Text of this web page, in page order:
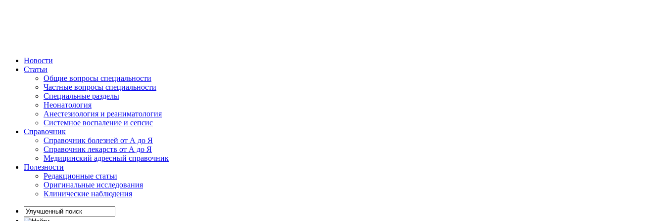
Новости
Статьи
Общие вопросы специальности
Частные вопросы специальности
Специальные разделы
Неонатология
Анестезиология и реаниматология
Системное воспаление и сепсис
Справочник
Справочник болезней от А до Я
Справочник лекарств от А до Я
Медицинский адресный справочник
Полезности
Редакционные статьи
Оригинальные исследования
Клинические наблюдения